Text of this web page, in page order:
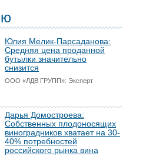
Юлия Мелик-Парсаданова:
Средняя цена проданной
бутылки значительно
снизится
ООО «ЛДВ ГРУПП»: Эксперт
Дарья Домостроева:
Собственных плодоносящих
виноградников хватает на 30-
40% потребностей
российского рынка вина